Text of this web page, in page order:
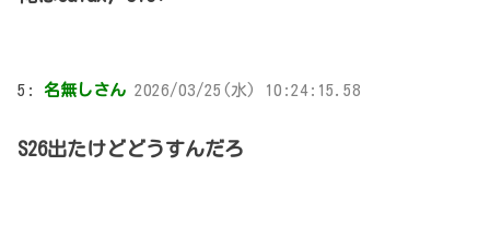
5: 名無しさん 2026/03/25(水) 10:24:15.58
S26出たけどどうすんだろ